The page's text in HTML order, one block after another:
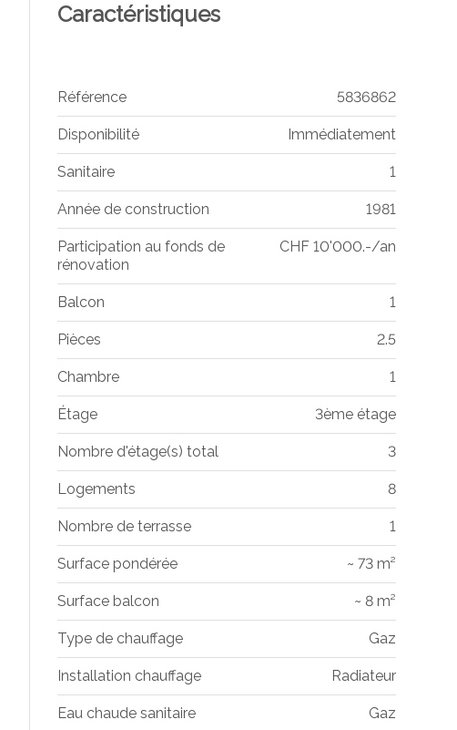
Caractéristiques
Référence 5836862
Disponibilité Immédiatement
Sanitaire 1
Année de construction 1981
Participation au fonds de
rénovation
CHF 10'000.-/an
Balcon 1
Pièces 2.5
Chambre 1
Étage 3ème étage
Nombre d'étage(s) total 3
Logements 8
Nombre de terrasse 1
Surface pondérée ~ 73 m²
Surface balcon ~ 8 m²
Type de chauffage Gaz
Installation chauffage Radiateur
Eau chaude sanitaire Gaz